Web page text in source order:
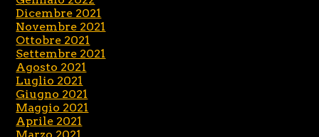
Dicembre 2021
Novembre 2021
Ottobre 2021
Settembre 2021
Agosto 2021
Luglio 2021
Giugno 2021
Maggio 2021
Aprile 2021